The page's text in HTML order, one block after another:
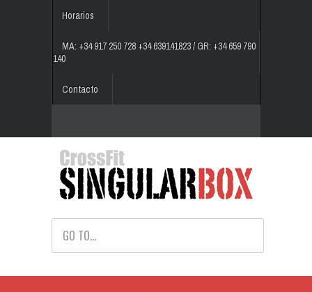
Horarios
MA: +34 917 250 728 +34 639141823 / GR: +34 659 790
140
Contacto
GO TO...